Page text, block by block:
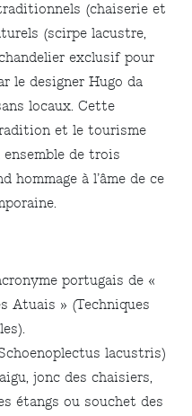
(chaiserie et
(scirpe lacustre,
exclusif pour
le designer Hugo da
locaux. Cette
et le tourisme
de trois
hommage à l’âme de ce
portugais de «
Atuais » (Techniques
lacustris)
jonc des chaisiers,
étangs ou souchet des